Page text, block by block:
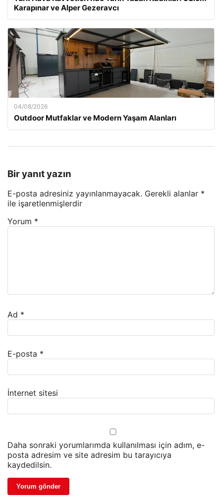
Karapınar ve Alper Gezeravcı
04/08/2026
Outdoor Mutfaklar ve Modern Yaşam Alanları
Bir yanıt yazın
E-posta adresiniz yayınlanmayacak. Gerekli alanlar *
ile işaretlenmişlerdir
Yorum *
Ad *
E-posta *
İnternet sitesi
Daha sonraki yorumlarımda kullanılması için adım, e-
posta adresim ve site adresim bu tarayıcıya
kaydedilsin.